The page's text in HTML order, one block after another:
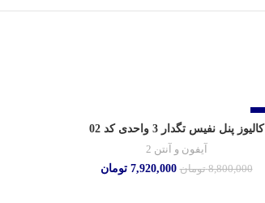
کالیوز پنل نفیس تگدار 3 واحدی کد 02
آیفون و آنتن 2
8,800,000 تومان 7,920,000 تومان